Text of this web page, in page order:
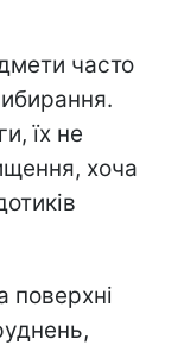
часто
їх не
хоча
поверхні